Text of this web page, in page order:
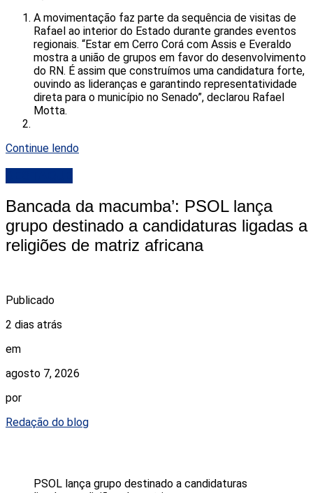
A movimentação faz parte da sequência de visitas de
Rafael ao interior do Estado durante grandes eventos
regionais. “Estar em Cerro Corá com Assis e Everaldo
mostra a união de grupos em favor do desenvolvimento
do RN. É assim que construímos uma candidatura forte,
ouvindo as lideranças e garantindo representatividade
direta para o município no Senado”, declarou Rafael
Motta.
Continue lendo
Bancada da macumba’: PSOL lança
grupo destinado a candidaturas ligadas a
religiões de matriz africana
Publicado
2 dias atrás
em
agosto 7, 2026
por
Redação do blog
PSOL lança grupo destinado a candidaturas